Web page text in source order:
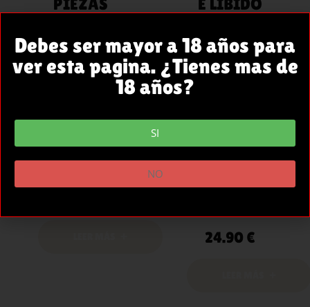
NEGRO
GIGI TALLA
S/M
Brianna Talla M.
BABYDOLL
ROJO L/XL
Penthouse
celebrar tu
24.90 €
Debes ser mayor a 18 años para
ver esta pagina. ¿Tienes mas de
18 años?
SI
NO